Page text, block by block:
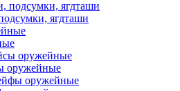
ягдташи
оружейные